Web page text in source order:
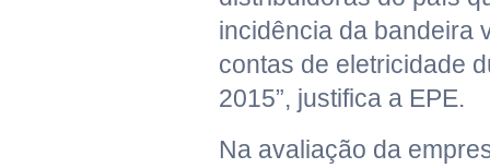
incidência da bandeira
contas de eletricidade
2015”, justifica a EPE.
Na avaliação da